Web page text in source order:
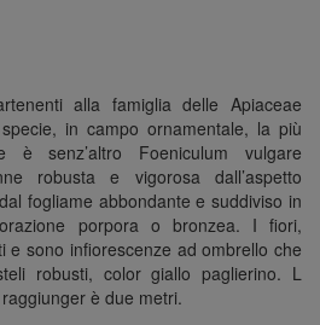
alla famiglia delle Apiaceae
in campo ornamentale, la più
è senz’altro Foeniculum vulgare
robusta e vigorosa dall’aspetto
fogliame abbondante e suddiviso in
porpora o bronzea. I fiori,
e sono infiorescenze ad ombrello che
robusti, color giallo paglierino. L
è due metri.